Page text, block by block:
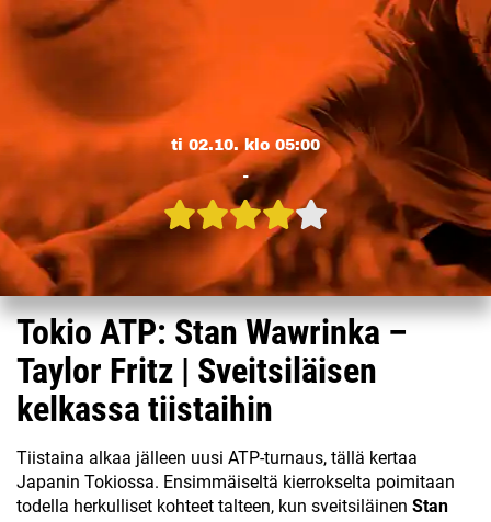
ti 02.10. klo 05:00
-
Tokio ATP: Stan Wawrinka –
Taylor Fritz | Sveitsiläisen
kelkassa tiistaihin
Tiistaina alkaa jälleen uusi ATP-turnaus, tällä kertaa
Japanin Tokiossa. Ensimmäiseltä kierrokselta poimitaan
todella herkulliset kohteet talteen, kun sveitsiläinen Stan